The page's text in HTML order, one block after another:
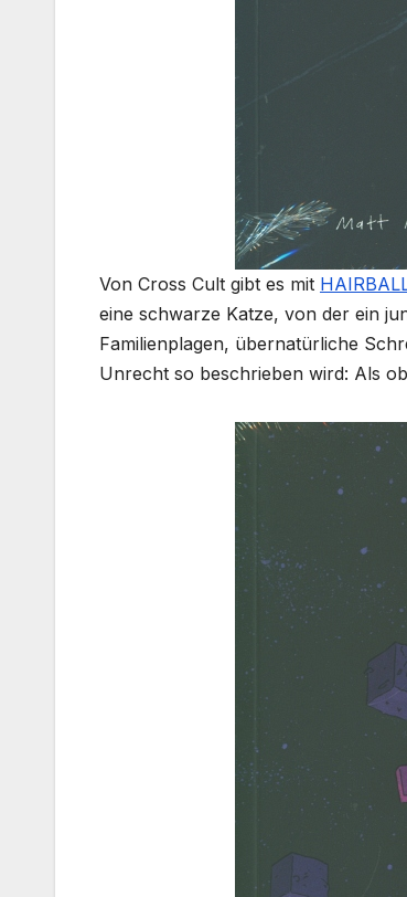
Von Cross Cult gibt es mit
eine schwarze Katze, von der ein
Familienplagen, übernatürliche
Unrecht so beschrieben wird: Als